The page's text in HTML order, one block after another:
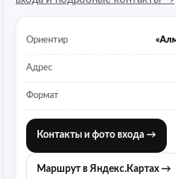
Ориентир
Адрес
Формат
Контакты и фото входа →
Маршрут в Яндекс.Картах →